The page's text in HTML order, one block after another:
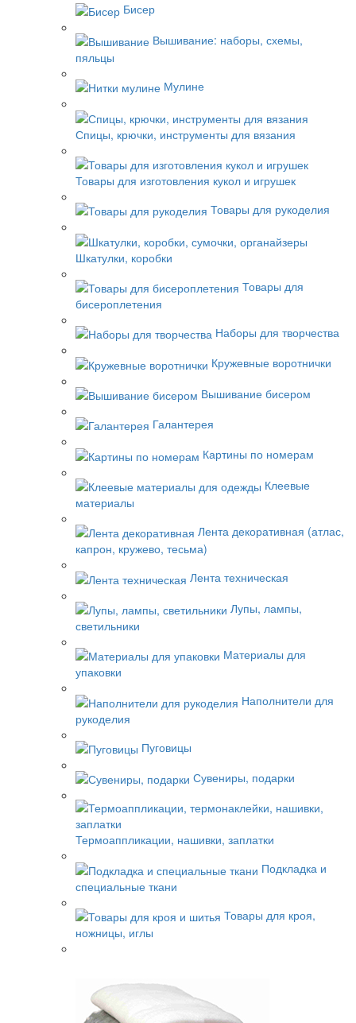
Бисер
Вышивание: наборы, схемы,
пяльцы
Мулине
Спицы, крючки, инструменты для вязания
Товары для изготовления кукол и игрушек
Товары для рукоделия
Шкатулки, коробки
Товары для
бисероплетения
Наборы для творчества
Кружевные воротнички
Вышивание бисером
Галантерея
Картины по номерам
Клеевые
материалы
Лента декоративная (атлас,
капрон, кружево, тесьма)
Лента техническая
Лупы, лампы,
светильники
Материалы для
упаковки
Наполнители для
рукоделия
Пуговицы
Сувениры, подарки
Термоаппликации, нашивки, заплатки
Подкладка и
специальные ткани
Товары для кроя,
ножницы, иглы